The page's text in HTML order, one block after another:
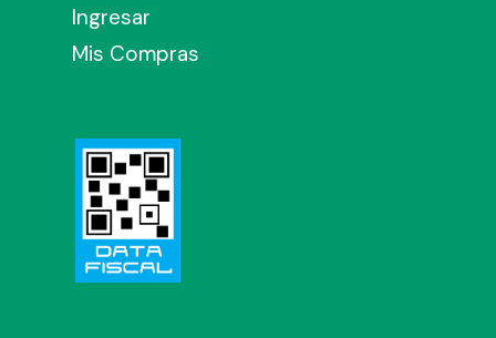
Ingresar
Mis Compras